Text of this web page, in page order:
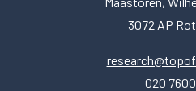
3072 AP
020